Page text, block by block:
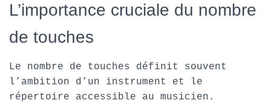
L’importance cruciale du nombre
de touches
Le nombre de touches définit souvent
l’ambition d’un instrument et le
répertoire accessible au musicien.